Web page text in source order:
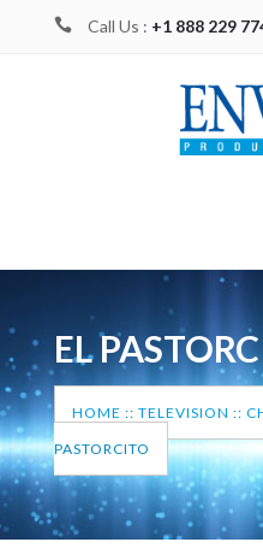
 Call Us : +1 888 229
EL
HOME :: TELEVISION ::
PASTORCITO